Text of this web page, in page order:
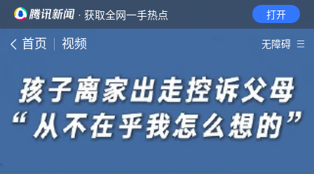
· 获取全网一手热点 打开
首页 视频 无障碍